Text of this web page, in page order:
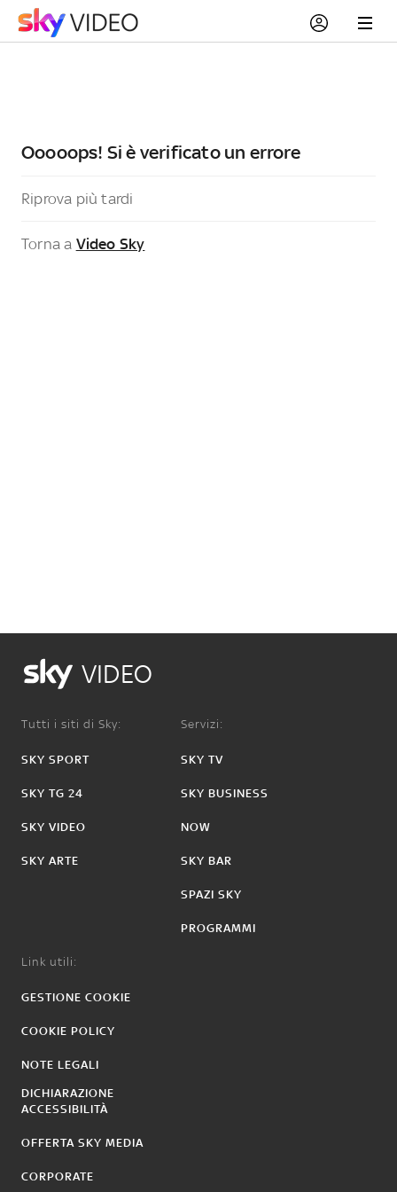
Ooooops! Si è verificato un errore
Riprova più tardi
Torna a Video Sky
VIDEO
Tutti i siti di Sky:
SKY SPORT
SKY TG 24
SKY VIDEO
SKY ARTE
Servizi:
SKY TV
SKY BUSINESS
NOW
SKY BAR
SPAZI SKY
PROGRAMMI
Link utili:
GESTIONE COOKIE
COOKIE POLICY
NOTE LEGALI
DICHIARAZIONE
ACCESSIBILITÀ
OFFERTA SKY MEDIA
CORPORATE